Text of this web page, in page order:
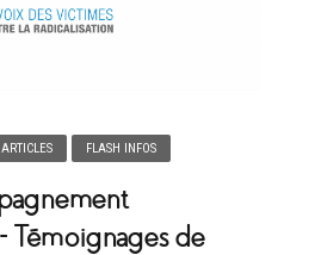
ARTICLES FLASH INFOS
Témoignages de